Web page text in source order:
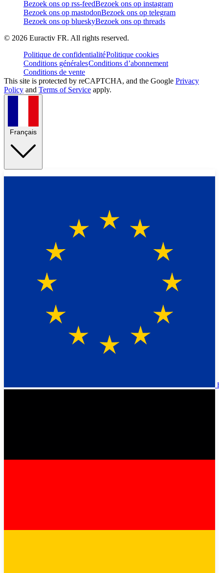
Bezoek ons op rss-feedBezoek ons op instagram
Bezoek ons op mastodonBezoek ons op telegram
Bezoek ons op blueskyBezoek ons op threads
© 2026 Euractiv FR. All rights reserved.
Politique de confidentialitéPolitique cookies
Conditions généralesConditions d’abonnement
Conditions de vente
This site is protected by reCAPTCHA, and the Google Privacy
Policy and Terms of Service apply.
Français